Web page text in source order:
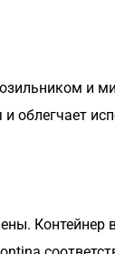
и
облегчает
Контейнер